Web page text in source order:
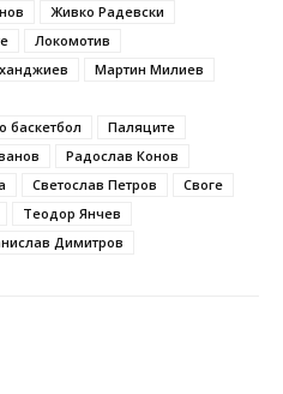
Живко Радевски
Локомотив
Мартин Милиев
баскетбол
Паляците
Радослав Конов
Светослав Петров
Своге
Теодор Янчев
Димитров